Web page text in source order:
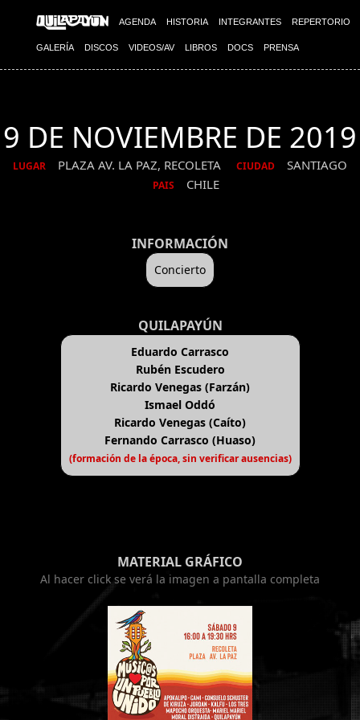
AGENDA HISTORIA INTEGRANTES REPERTORIO
GALERÍA DISCOS VIDEOS/AV LIBROS DOCS PRENSA
9 DE NOVIEMBRE DE 2019
LUGAR PLAZA AV. LA PAZ, RECOLETA CIUDAD SANTIAGO
PAIS CHILE
INFORMACIÓN
Concierto
QUILAPAYÚN
Eduardo Carrasco
Rubén Escudero
Ricardo Venegas (Farzán)
Ismael Oddó
Ricardo Venegas (Caíto)
Fernando Carrasco (Huaso)
(formación de la época, sin verificar ausencias)
MATERIAL GRÁFICO
Al hacer click se verá la imagen a pantalla completa